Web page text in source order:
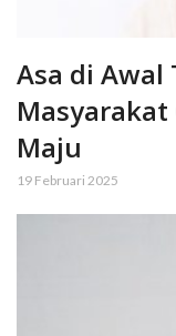
Asa di Awal
Maju
19 Februari 2025